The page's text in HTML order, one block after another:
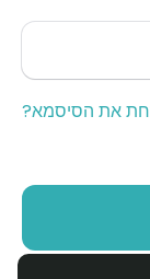
את הסיסמא?